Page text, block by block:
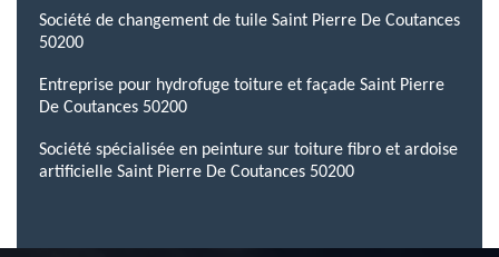
Société de changement de tuile Saint Pierre De Coutances
50200
Entreprise pour hydrofuge toiture et façade Saint Pierre
De Coutances 50200
Société spécialisée en peinture sur toiture fibro et ardoise
artificielle Saint Pierre De Coutances 50200